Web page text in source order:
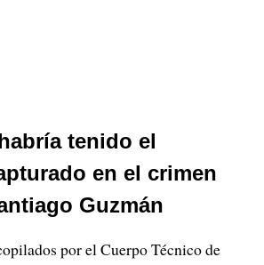
tenido el
en el crimen
Guzmán
por el Cuerpo Técnico de